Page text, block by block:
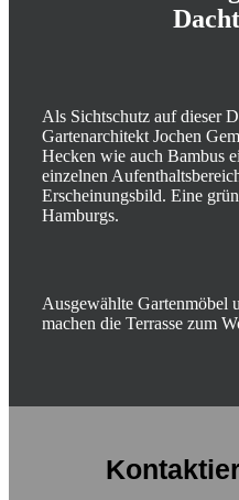
Als Sichtschutz auf dieser
Gartenarchitekt Jochen
Hecken wie auch Bambus
einzelnen
Erscheinungsbild. Eine
Hamburgs.
Ausgewählte Gartenmöbel
machen die Terrasse zum